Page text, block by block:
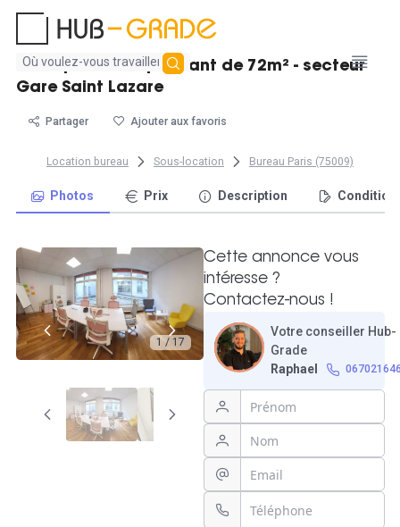
Aucun
résultat
Bel espace indépendant de 72m² - secteur
Gare Saint Lazare
Partager Ajouter aux favoris
Location bureau Sous-location Bureau Paris (75009)
Photos Prix Description
1 / 17
Cette annonce vous
intéresse ?
Contactez-nous !
Votre conseiller Hub-
Grade
Raphael